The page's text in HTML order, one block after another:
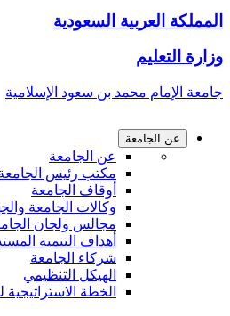
المملكة العربية السعودية
وزارة التعليم
جامعة الإمام محمد بن سعود الإسلامية
عن الجامعة
عن الجامعة
مكتب رئيس
أوقاف الجامعة
وكالات الجامعة
مجالس ولجان
أهداف التنمية
شركاء الجامعة
الهيكل التنظيمي
الخطة الاستراتيجية